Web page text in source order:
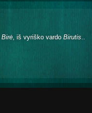
Birė , iš vyriško vardo Birutis